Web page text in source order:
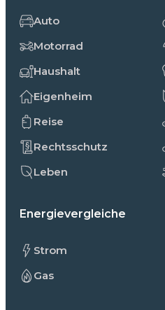
Auto
Motorrad
Haushalt
Eigenheim
Reise
Rechtsschutz
Leben
Energievergleiche
Strom
Gas